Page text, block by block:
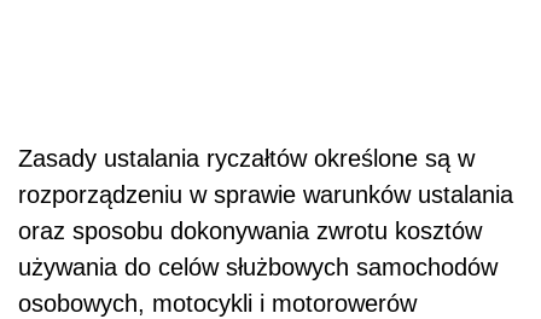
Zasady ustalania ryczałtów określone są w
rozporządzeniu w sprawie warunków ustalania
oraz sposobu dokonywania zwrotu kosztów
używania do celów służbowych samochodów
osobowych, motocykli i motorowerów